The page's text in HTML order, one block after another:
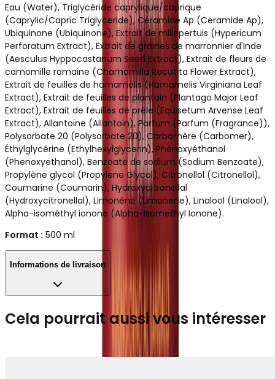
Eau (Water), Triglycéride caprylique/caprique
(Caprylic/Capric Triglyceride), Céramide Ap (Ceramide Ap),
Ubiquinone (Ubiquinone), Extrait de millepertuis (Hypericum
Perforatum Extract), Extrait de graines de marronnier d'Inde
(Aesculus Hyppocastanum Seed Extract), Extrait de fleurs de
camomille romaine (Chamomilla Recutita Flower Extract),
Extrait de feuilles de hamamélis (Hamamelis Virginiana Leaf
Extract), Extrait de feuilles de plantain (Plantago Major Leaf
Extract), Extrait de feuilles de prêle (Equisetum Arvense Leaf
Extract), Allantoïne (Allantoin), Parfum (Parfum (Fragrance)),
Polysorbate 20 (Polysorbate 20), Carbomère (Carbomer),
Éthylglycérine (Ethylhexylglycerin), Phénoxyéthanol
(Phenoxyethanol), Benzoate de sodium (Sodium Benzoate),
Propylène glycol (Propylene Glycol), Citronellol (Citronellol),
Coumarine (Coumarin), Hydroxycitronellal
(Hydroxycitronellal), Limonène (Limonene), Linalool (Linalool),
Alpha-isométhyl ionone (Alpha-Isomethyl Ionone).
Format : 500 ml
Informations de livraison
Cela pourrait aussi vous intéresser